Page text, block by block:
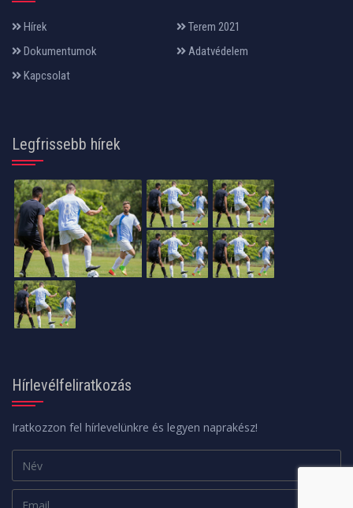
Hírek
Terem 2021
Dokumentumok
Adatvédelem
Kapcsolat
Legfrissebb hírek
Hírlevélfeliratkozás
Iratkozzon fel hírlevelünkre és legyen naprakész!